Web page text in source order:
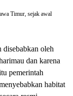
Timur, sejak awal
oleh
dan karena
pemerintah
habitat